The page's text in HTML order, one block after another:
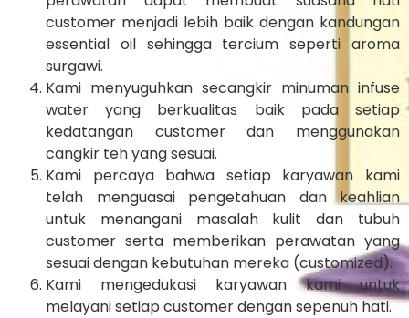
customer menjadi lebih baik dengan kandungan
essential oil sehingga tercium seperti aroma
surgawi.
Kami menyuguhkan secangkir minuman infuse
water yang berkualitas baik pada setiap
kedatangan customer dan menggunakan
cangkir teh yang sesuai.
Kami percaya bahwa setiap karyawan kami
telah menguasai pengetahuan dan keahlian
untuk menangani masalah kulit dan tubuh
customer serta memberikan perawatan yang
sesuai dengan kebutuhan mereka (customized).
Kami mengedukasi karyawan kami untuk
melayani setiap customer dengan sepenuh hati.